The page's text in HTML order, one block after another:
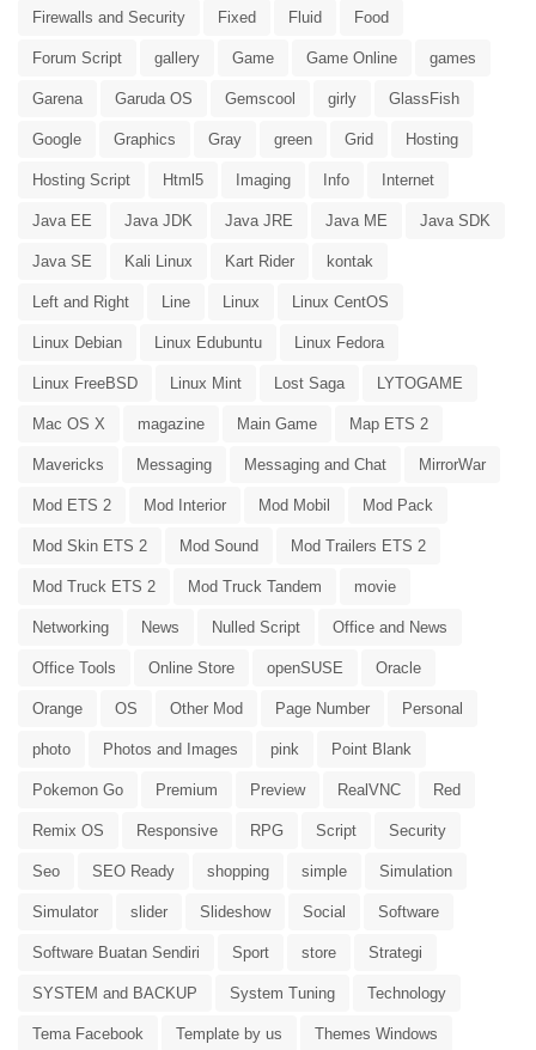
Firewalls and Security Fixed Fluid Food
Forum Script gallery Game Game Online games
Garena Garuda OS Gemscool girly GlassFish
Google Graphics Gray green Grid Hosting
Hosting Script Html5 Imaging Info Internet
Java EE Java JDK Java JRE Java ME Java SDK
Java SE Kali Linux Kart Rider kontak
Left and Right Line Linux Linux CentOS
Linux Debian Linux Edubuntu Linux Fedora
Linux FreeBSD Linux Mint Lost Saga LYTOGAME
Mac OS X magazine Main Game Map ETS 2
Mavericks Messaging Messaging and Chat MirrorWar
Mod ETS 2 Mod Interior Mod Mobil Mod Pack
Mod Skin ETS 2 Mod Sound Mod Trailers ETS 2
Mod Truck ETS 2 Mod Truck Tandem movie
Networking News Nulled Script Office and News
Office Tools Online Store openSUSE Oracle
Orange OS Other Mod Page Number Personal
photo Photos and Images pink Point Blank
Pokemon Go Premium Preview RealVNC Red
Remix OS Responsive RPG Script Security
Seo SEO Ready shopping simple Simulation
Simulator slider Slideshow Social Software
Software Buatan Sendiri Sport store Strategi
SYSTEM and BACKUP System Tuning Technology
Tema Facebook Template by us Themes Windows